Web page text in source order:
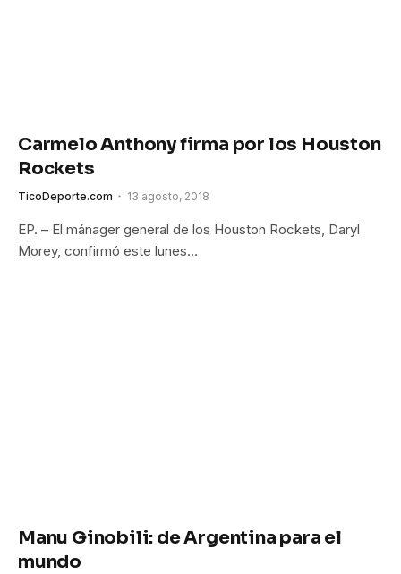
Carmelo Anthony firma por los Houston
Rockets
TicoDeporte.com 13 agosto, 2018
EP. – El mánager general de los Houston Rockets, Daryl
Morey, confirmó este lunes…
Manu Ginobili: de Argentina para el
mundo